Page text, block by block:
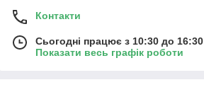
Контакти
Сьогодні працює з 10:30 до 16:30
Показати весь графік роботи